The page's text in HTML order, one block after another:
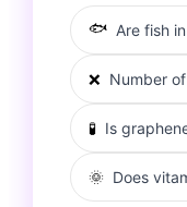
🐟 Are fish
❌ Number
🧪 Is
🌞 Does